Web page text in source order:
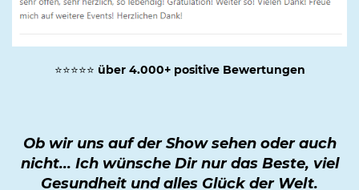
⭐⭐⭐⭐⭐ über 4.000+ positive Bewertungen
Ob wir uns auf der Show sehen oder auch
nicht... Ich wünsche Dir nur das Beste, viel
Gesundheit und alles Glück der Welt.